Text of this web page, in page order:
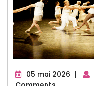
05 mai 2026 05
|